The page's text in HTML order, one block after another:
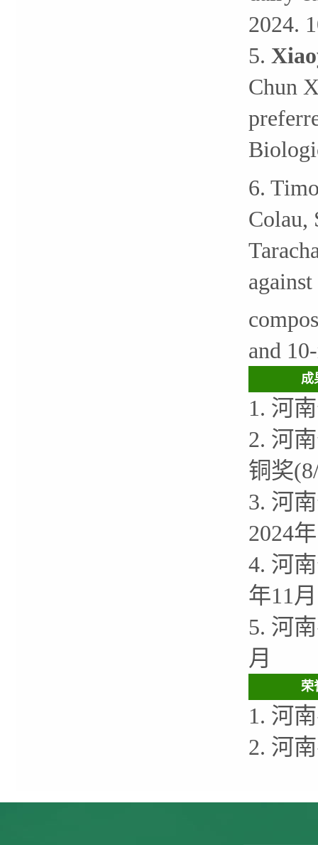
2024.
5.
Chun
6.
Colau,
and
成
1. 河
2. 河
铜奖
3. 河
2024
4. 河
年11月
5. 河
月
荣
1. 河
2. 河